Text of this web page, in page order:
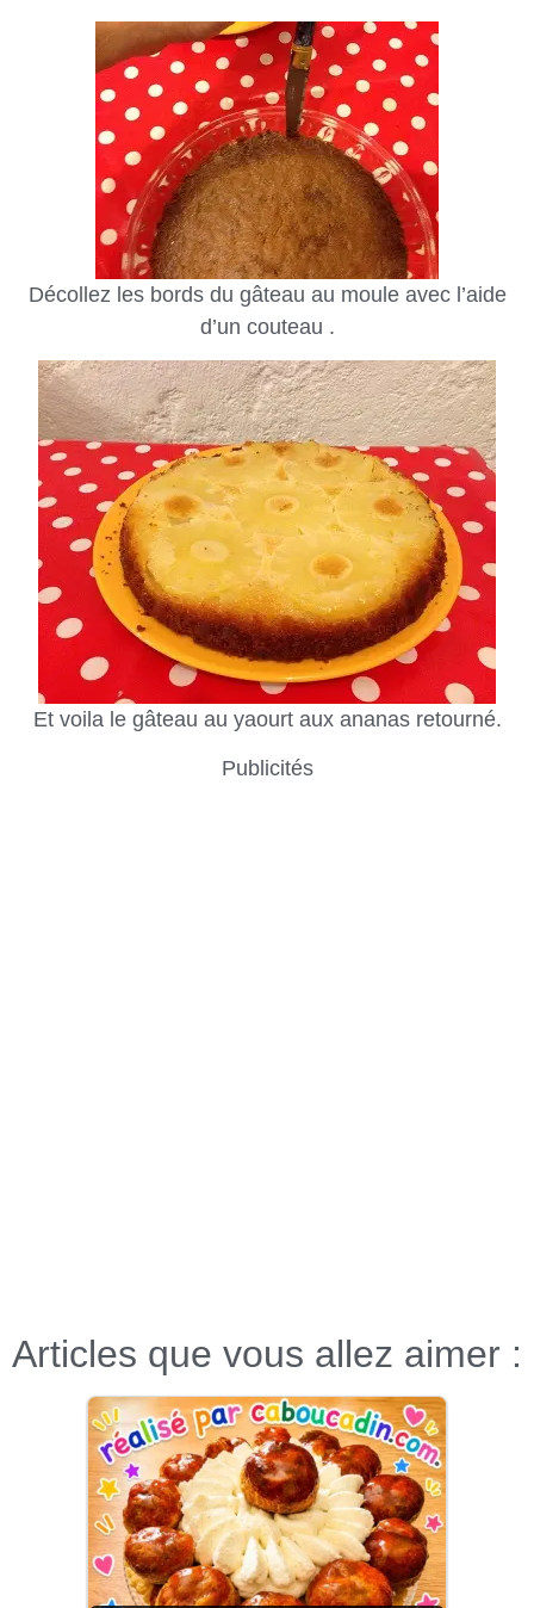
Décollez les bords du gâteau au moule avec l’aide
d’un couteau .
Et voila le gâteau au yaourt aux ananas retourné.
Publicités
Articles que vous allez aimer :